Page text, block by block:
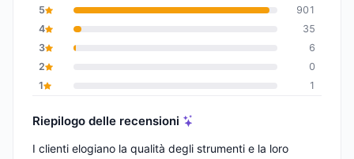
5
901
4
35
3
6
2
0
1
1
Riepilogo delle recensioni
I clienti elogiano la qualità degli strumenti e la loro